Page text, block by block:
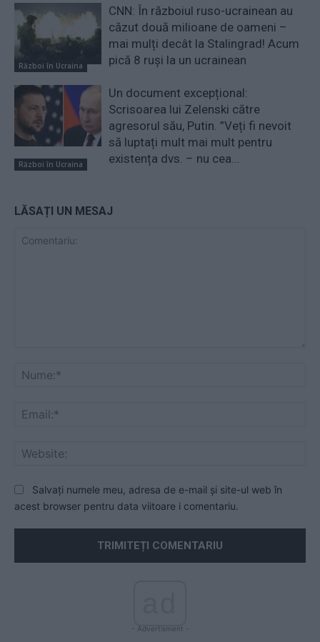
Război în Ucraina
CNN: În războiul ruso-ucrainean au
căzut două milioane de oameni –
mai mulți decât la Stalingrad! Acum
pică 8 ruși la un ucrainean
Război în Ucraina
Un document excepțional:
Scrisoarea lui Zelenski către
agresorul său, Putin. ”Veți fi nevoit
să luptați mult mai mult pentru
existența dvs. – nu cea...
LĂSAȚI UN MESAJ
Salvați numele meu, adresa de e-mail și site-ul web în
acest browser pentru data viitoare i comentariu.
- Advertisment -